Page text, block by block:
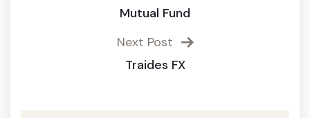
Mutual Fund
Next Post
Traides FX